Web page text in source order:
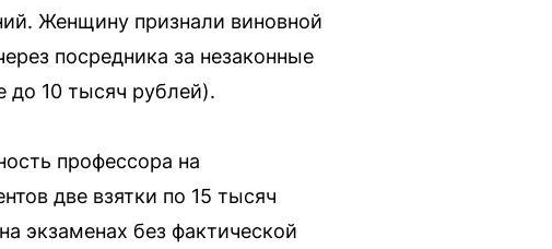
Женщину признали виновной
посредника за незаконные
до 10 тысяч рублей).
профессора на
две взятки по 15 тысяч
экзаменах без фактической